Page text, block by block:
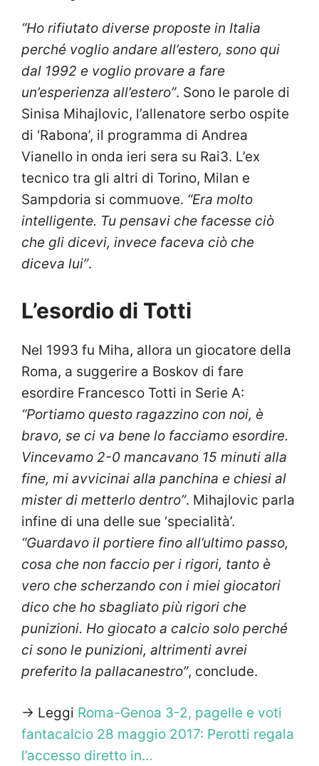
“Ho rifiutato diverse proposte in Italia
perché voglio andare all’estero, sono qui
dal 1992 e voglio provare a fare
un’esperienza all’estero”. Sono le parole di
Sinisa Mihajlovic, l’allenatore serbo ospite
di ‘Rabona’, il programma di Andrea
Vianello in onda ieri sera su Rai3. L’ex
tecnico tra gli altri di Torino, Milan e
Sampdoria si commuove. “Era molto
intelligente. Tu pensavi che facesse ciò
che gli dicevi, invece faceva ciò che
diceva lui”.
L’esordio di Totti
Nel 1993 fu Miha, allora un giocatore della
Roma, a suggerire a Boskov di fare
esordire Francesco Totti in Serie A:
“Portiamo questo ragazzino con noi, è
bravo, se ci va bene lo facciamo esordire.
Vincevamo 2-0 mancavano 15 minuti alla
fine, mi avvicinai alla panchina e chiesi al
mister di metterlo dentro”. Mihajlovic parla
infine di una delle sue ‘specialità’.
“Guardavo il portiere fino all’ultimo passo,
cosa che non faccio per i rigori, tanto è
vero che scherzando con i miei giocatori
dico che ho sbagliato più rigori che
punizioni. Ho giocato a calcio solo perché
ci sono le punizioni, altrimenti avrei
preferito la pallacanestro”, conclude.
-> Leggi Roma-Genoa 3-2, pagelle e voti
fantacalcio 28 maggio 2017: Perotti regala
l’accesso diretto in…